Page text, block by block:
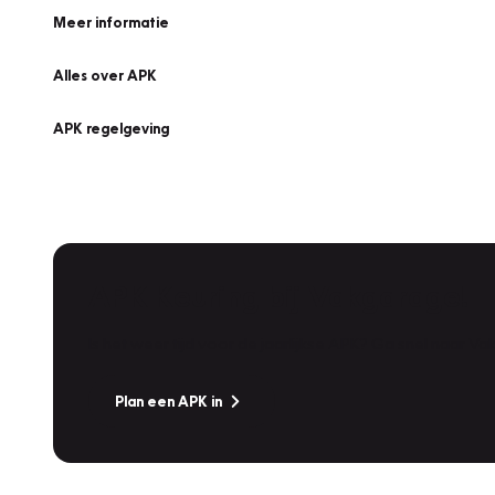
Meer informatie
Alles over APK
APK regelgeving
Plan een APK in